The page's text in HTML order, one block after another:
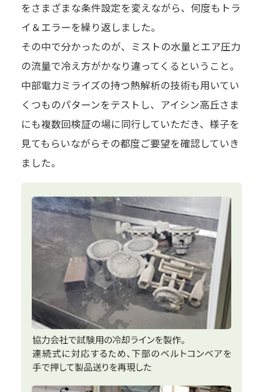
をさまざまな条件設定を変えながら、何度もトラ
イ＆エラーを繰り返しました。
その中で分かったのが、ミストの水量とエア圧力
の流量で冷え方がかなり違ってくるということ。
中部電力ミライズの持つ熱解析の技術も用いてい
くつものパターンをテストし、アイシン高丘さま
にも複数回検証の場に同行していただき、様子を
見てもらいながらその都度ご要望を確認していき
ました。